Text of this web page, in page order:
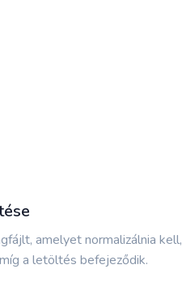
amelyet normalizálnia kell,
a letöltés befejeződik.